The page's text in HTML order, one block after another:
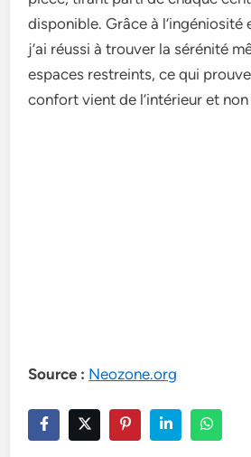
disponible­. Grâce à l’ingéniosité
j’ai réussi à trouver la sérénité
espaces re­streints, ce qui
confort vient de­ l’intérieur et non
Source : Neozone.org